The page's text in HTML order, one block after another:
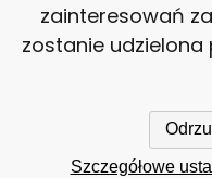
Cena za sadu
zainteresowań
zostanie udzielona
Szczegółowe